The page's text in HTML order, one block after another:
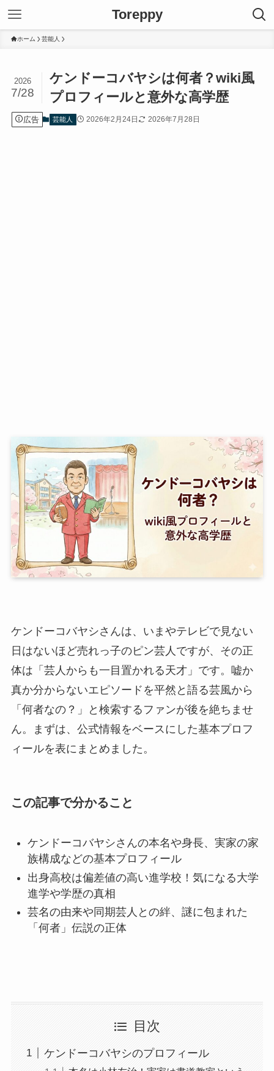
Toreppy
ホーム 芸能人
ケンドーコバヤシは何者？wiki風
プロフィールと意外な高学歴
2026
7/28
広告 芸能人 2026年2月24日 2026年7月28日
ケンドーコバヤシさんは、いまやテレビで見ない
日はないほど売れっ子のピン芸人ですが、その正
体は「芸人からも一目置かれる天才」です。嘘か
真か分からないエピソードを平然と語る芸風から
「何者なの？」と検索するファンが後を絶ちませ
ん。まずは、公式情報をベースにした基本プロフ
ィールを表にまとめました。
この記事で分かること
ケンドーコバヤシさんの本名や身長、実家の家
族構成などの基本プロフィール
出身高校は偏差値の高い進学校！気になる大学
進学や学歴の真相
芸名の由来や同期芸人との絆、謎に包まれた
「何者」伝説の正体
目次
ケンドーコバヤシのプロフィール